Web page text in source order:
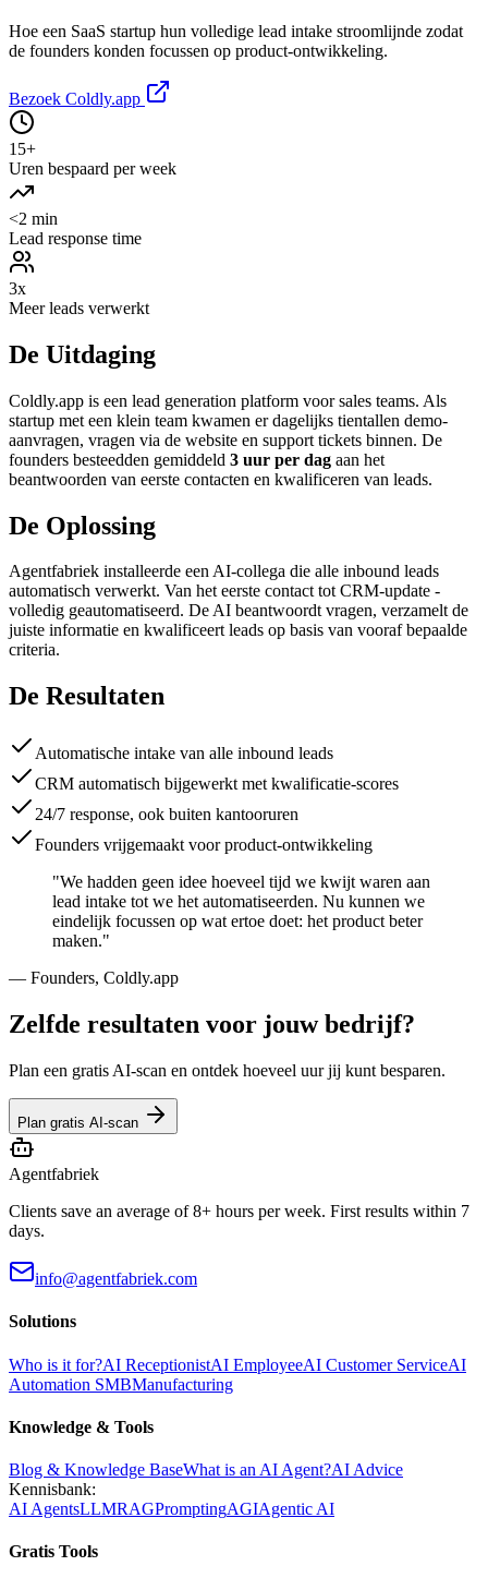
Hoe een SaaS startup hun volledige lead intake stroomlijnde zodat
de founders konden focussen op product-ontwikkeling.
Bezoek Coldly.app
15+
Uren bespaard per week
<2 min
Lead response time
3x
Meer leads verwerkt
De Uitdaging
Coldly.app is een lead generation platform voor sales teams. Als
startup met een klein team kwamen er dagelijks tientallen demo-
aanvragen, vragen via de website en support tickets binnen. De
founders besteedden gemiddeld 3 uur per dag aan het
beantwoorden van eerste contacten en kwalificeren van leads.
De Oplossing
Agentfabriek installeerde een AI-collega die alle inbound leads
automatisch verwerkt. Van het eerste contact tot CRM-update -
volledig geautomatiseerd. De AI beantwoordt vragen, verzamelt de
juiste informatie en kwalificeert leads op basis van vooraf bepaalde
criteria.
De Resultaten
Automatische intake van alle inbound leads
CRM automatisch bijgewerkt met kwalificatie-scores
24/7 response, ook buiten kantooruren
Founders vrijgemaakt voor product-ontwikkeling
"We hadden geen idee hoeveel tijd we kwijt waren aan
lead intake tot we het automatiseerden. Nu kunnen we
eindelijk focussen op wat ertoe doet: het product beter
maken."
— Founders, Coldly.app
Zelfde resultaten voor jouw bedrijf?
Plan een gratis AI-scan en ontdek hoeveel uur jij kunt besparen.
Plan gratis AI-scan
Agentfabriek
Clients save an average of 8+ hours per week. First results within 7
days.
info@agentfabriek.com
Solutions
Who is it for?AI ReceptionistAI EmployeeAI Customer ServiceAI
Automation SMBManufacturing
Knowledge & Tools
Blog & Knowledge BaseWhat is an AI Agent?AI Advice
Kennisbank:
AI AgentsLLMRAGPromptingAGIAgentic AI
Gratis Tools